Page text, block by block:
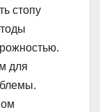
стопу
для